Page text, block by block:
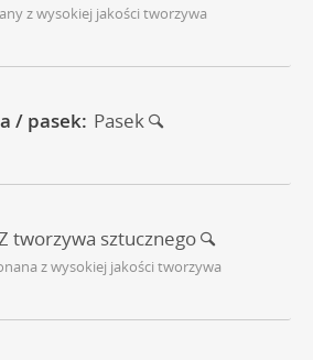
z wysokiej jakości tworzywa
/ pasek: Pasek
tworzywa sztucznego
z wysokiej jakości tworzywa